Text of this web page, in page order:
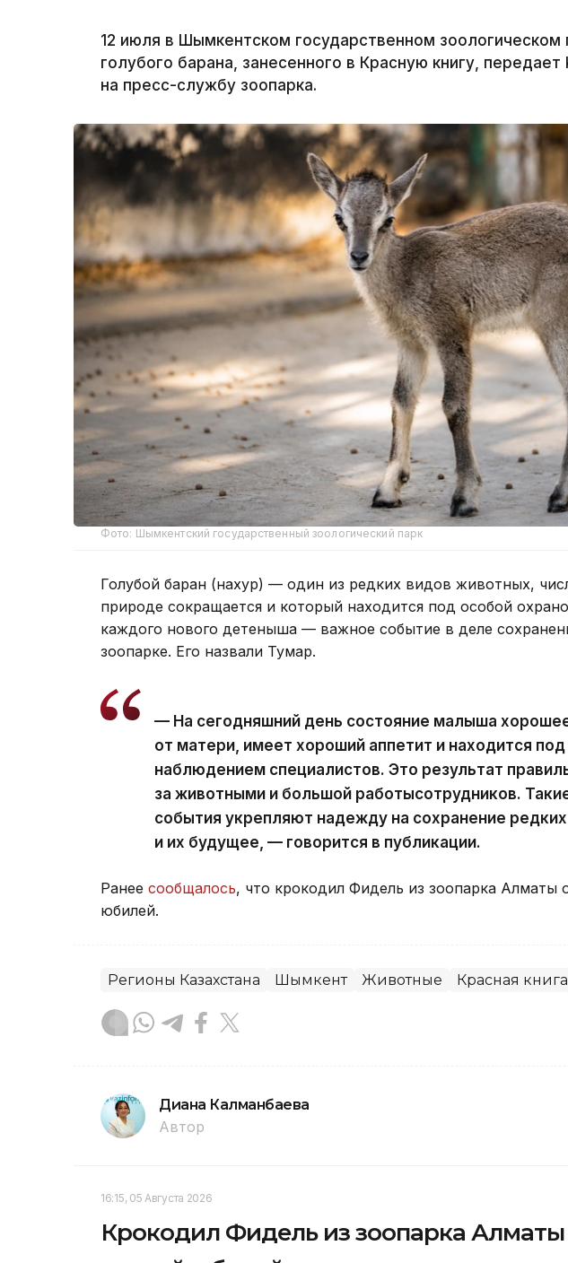
12 июля в Шымкентском государственном
голубого барана, занесенного в Красную книгу,
на пресс-службу зоопарка.
Фото: Шымкентский государственный зоологический парк
Голубой баран (нахур) — один из редких видов животных,
природе сокращается и который находится под особой
каждого нового детеныша — важное событие в деле
зоопарке. Его назвали Тумар.
— На сегодняшний день состояние малыша
от матери, имеет хороший аппетит и находится
наблюдением специалистов. Это результат
за животными и большой работысотрудников.
события укрепляют надежду на сохранение
и их будущее, — говорится в публикации.
Ранее сообщалось, что крокодил Фидель из зоопарка Алматы
юбилей.
Регионы Казахстана Шымкент Животные Красная книга
Диана Калманбаева
Автор
16:15, 05 Августа 2026
Крокодил Фидель из зоопарка Алматы